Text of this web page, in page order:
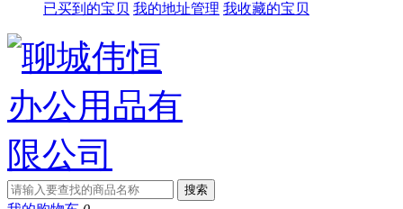
已买到的宝贝 我的地址管理 我收藏的宝贝